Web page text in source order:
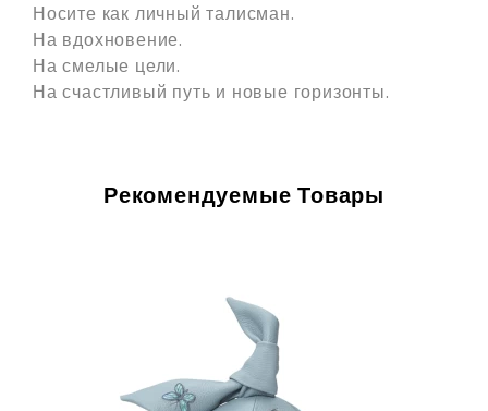
Носите как личный талисман.
На вдохновение.
На смелые цели.
На счастливый путь и новые горизонты.
Рекомендуемые Товары